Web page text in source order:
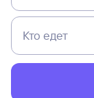
Кто едет